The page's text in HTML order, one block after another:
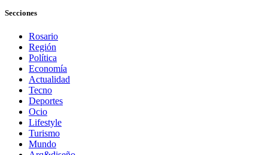
Secciones
Rosario
Región
Política
Economía
Actualidad
Tecno
Deportes
Ocio
Lifestyle
Turismo
Mundo